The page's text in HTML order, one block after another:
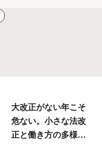
大改正がない年こそ
危ない。小さな法改
正と働き方の多様化